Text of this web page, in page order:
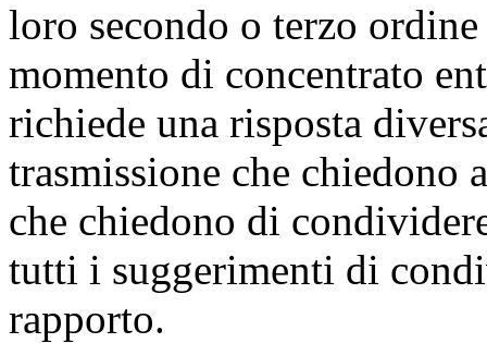
loro secondo o terzo
momento di concentrato
richiede una risposta
trasmissione che
che chiedono di
tutti i suggerimenti di
rapporto.